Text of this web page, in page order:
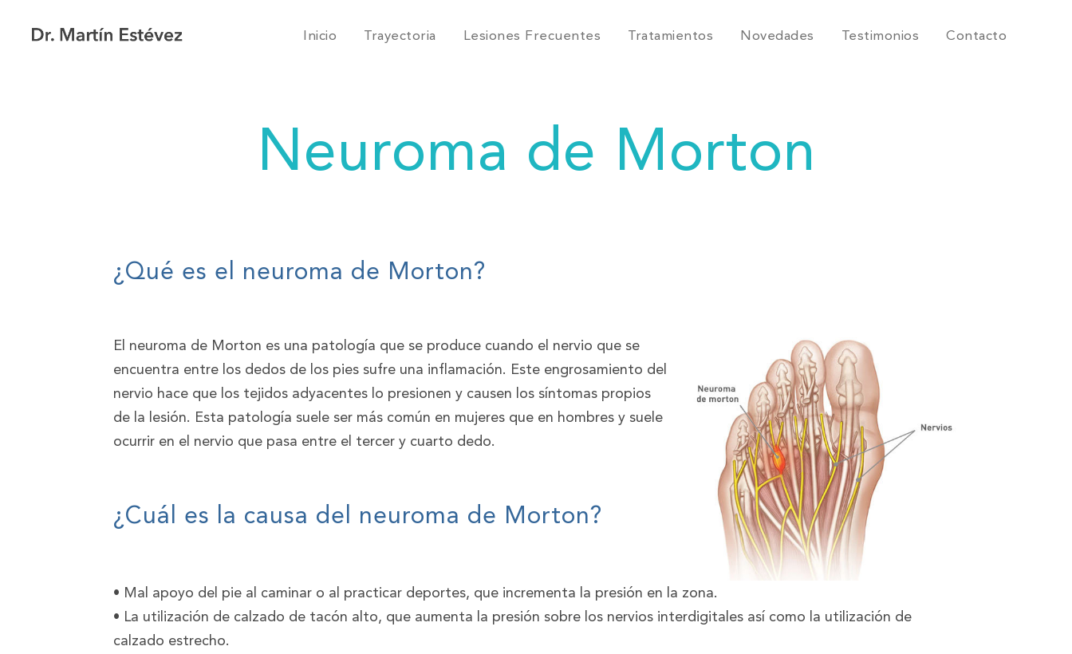
Inicio Trayectoria Lesiones Frecuentes Tratamientos Novedades Testimonios Contacto
Neuroma de Morton
¿Qué es el neuroma de Morton?
El neuroma de Morton es una patología que se produce cuando el nervio que se
encuentra entre los dedos de los pies sufre una inflamación. Este engrosamiento del
nervio hace que los tejidos adyacentes lo presionen y causen los síntomas propios
de la lesión. Esta patología suele ser más común en mujeres que en hombres y suele
ocurrir en el nervio que pasa entre el tercer y cuarto dedo.
¿Cuál es la causa del neuroma de Morton?
• Mal apoyo del pie al caminar o al practicar deportes, que incrementa la presión en la zona.
• La utilización de calzado de tacón alto, que aumenta la presión sobre los nervios interdigitales así como la utilización de
calzado estrecho.